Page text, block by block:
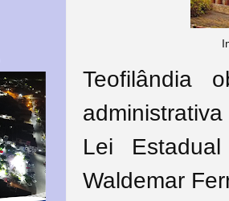
Teofilândia
Lei
Waldemar